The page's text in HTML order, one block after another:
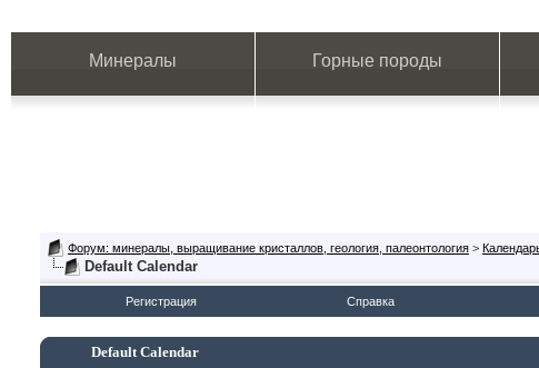
Минералы Горные породы
Форум: минералы, выращивание кристаллов, геология, палеонтология >
Default Calendar
Регистрация Справка
Default Calendar